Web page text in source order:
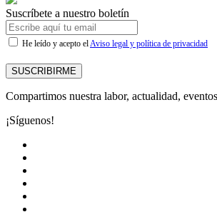
Suscríbete a nuestro boletín
He leído y acepto elAviso legal y política de privacidad
SUSCRIBIRME
Compartimos nuestra labor, actualidad,
¡Síguenos!